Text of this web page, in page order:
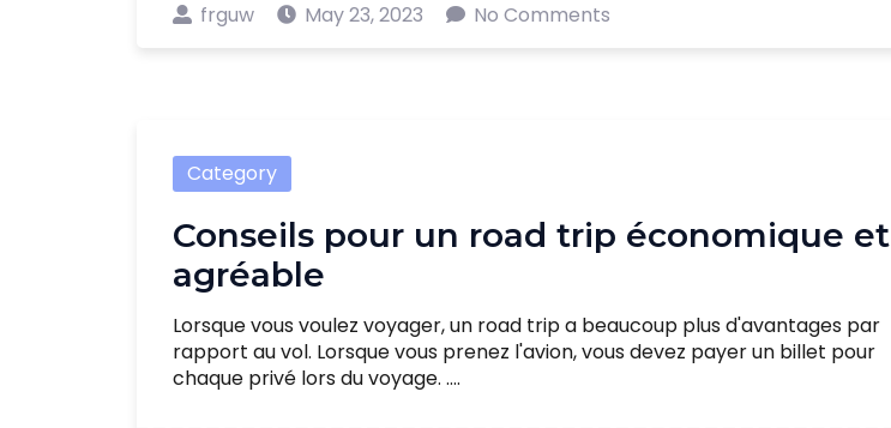
frguw May 23, 2023 No Comments
Category
Conseils pour un road trip économique et
agréable
Lorsque vous voulez voyager, un road trip a beaucoup plus d'avantages par
rapport au vol. Lorsque vous prenez l'avion, vous devez payer un billet pour
chaque privé lors du voyage. ....